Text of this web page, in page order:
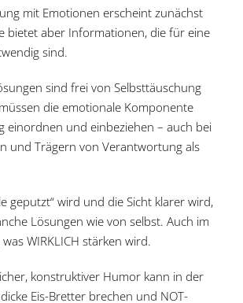
mit Emotionen erscheint zunächst
bietet aber Informationen, die für eine
sind.
sind frei von Selbsttäuschung
die emotionale Komponente
einordnen und einbeziehen – auch bei
und Trägern von Verantwortung als
geputzt“ wird und die Sicht klarer wird,
Lösungen wie von selbst. Auch im
WIRKLICH stärken wird.
konstruktiver Humor kann in der
Eis-Bretter brechen und NOT-